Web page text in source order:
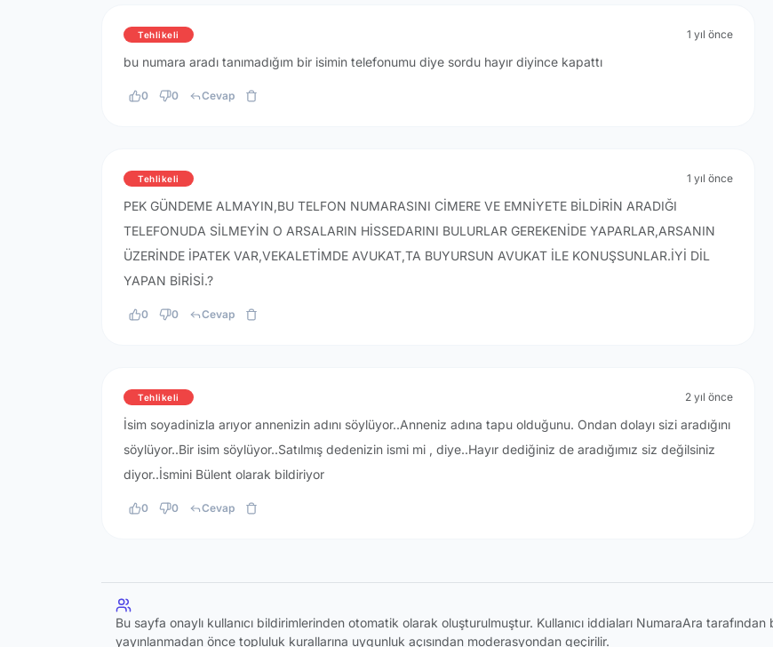
Tehlikeli 1 yıl önce
bu numara aradı tanımadığım bir isimin telefonumu diye sordu hayır diyince kapattı
0 0 Cevap
Tehlikeli 1 yıl önce
PEK GÜNDEME ALMAYIN,BU TELFON NUMARASINI CİMERE VE EMNİYETE BİLDİRİN ARADIĞI
TELEFONUDA SİLMEYİN O ARSALARIN HİSSEDARINI BULURLAR GEREKENİDE YAPARLAR,ARSANIN
ÜZERİNDE İPATEK VAR,VEKALETİMDE AVUKAT,TA BUYURSUN AVUKAT İLE KONUŞSUNLAR.İYİ DİL
YAPAN BİRİSİ.?
0 0 Cevap
Tehlikeli 2 yıl önce
İsim soyadinizla arıyor annenizin adını söylüyor..Anneniz adına tapu olduğunu. Ondan dolayı sizi aradığını
söylüyor..Bir isim söylüyor..Satılmış dedenizin ismi mi , diye..Hayır dediğiniz de aradığımız siz değilsiniz
diyor..İsmini Bülent olarak bildiriyor
0 0 Cevap
Bu sayfa onaylı kullanıcı bildirimlerinden otomatik olarak oluşturulmuştur. Kullanıcı iddiaları NumaraAra
yayınlanmadan önce topluluk kurallarına uygunluk açısından moderasyondan geçirilir.